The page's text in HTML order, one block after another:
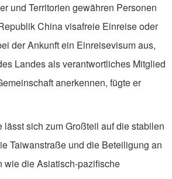
und Territorien gewähren Personen
China visafreie Einreise oder
der Ankunft ein Einreisevisum aus,
Landes als verantwortliches Mitglied
anerkennen, fügte er
lässt sich zum Großteil auf die stabilen
Taiwanstraße und die Beteiligung an
wie die Asiatisch-pazifische